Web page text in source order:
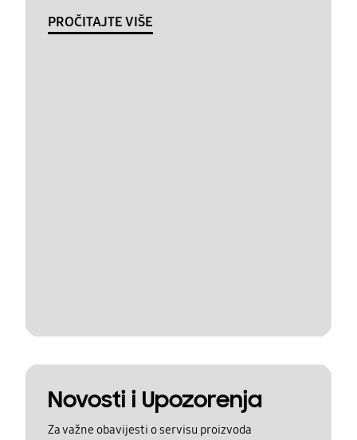
PROČITAJTE VIŠE
Novosti i Upozorenja
Za važne obavijesti o servisu proizvoda